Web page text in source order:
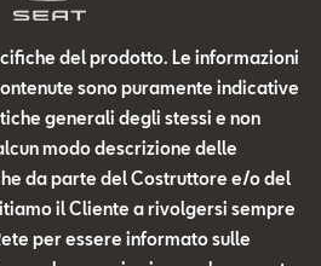
del prodotto. Le informazioni
sono puramente indicative
generali degli stessi e non
modo descrizione delle
da parte del Costruttore e/o del
il Cliente a rivolgersi sempre
per essere informato sulle